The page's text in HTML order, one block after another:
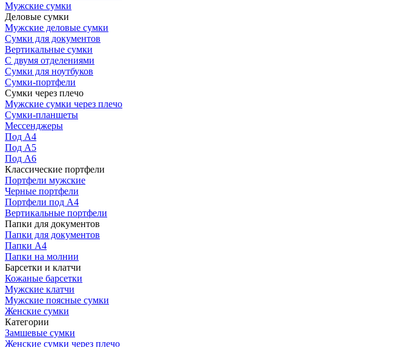
Мужские сумки
Деловые сумки
Мужские деловые сумки
Сумки для документов
Вертикальные сумки
С двумя отделениями
Сумки для ноутбуков
Сумки-портфели
Сумки через плечо
Мужские сумки через плечо
Сумки-планшеты
Мессенджеры
Под А4
Под А5
Под А6
Классические портфели
Портфели мужские
Черные портфели
Портфели под А4
Вертикальные портфели
Папки для документов
Папки для документов
Папки А4
Папки на молнии
Барсетки и клатчи
Кожаные барсетки
Мужские клатчи
Мужские поясные сумки
Женские сумки
Категории
Замшевые сумки
Женские сумки через плечо